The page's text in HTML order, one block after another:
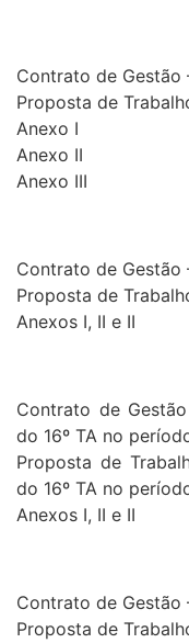
Contrato de Gestão
Proposta de
Anexo I
Anexo II
Anexo III
Contrato de Gestão
Proposta de
Anexos I, II e II
Contrato de
do 16º TA no
Proposta de
do 16º TA no
Anexos I, II e II
Contrato de Gestão
Proposta de